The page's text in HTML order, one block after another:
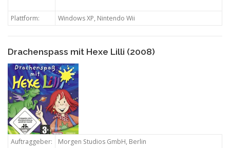
Plattform: Windows XP, Nintendo Wii
Drachenspass mit Hexe Lilli (2008)
Auftraggeber: Morgen Studios GmbH, Berlin